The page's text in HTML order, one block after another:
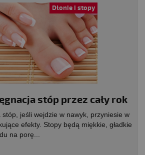
Dłonie i stopy
stóp przez cały rok
stóp, jeśli wejdzie w nawyk, przyniesie w
efekty. Stopy będą miękkie, gładkie
na porę...